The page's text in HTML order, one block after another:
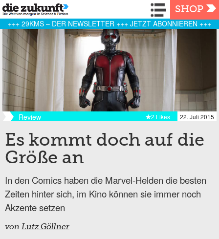
Navigation
SHOP
+++ 29KMS – DER NEWSLETTER +++ JETZT ABONNIEREN +++
Review 22. Juli 2015
2 Likes
Es kommt doch auf die
Größe an
In den Comics haben die Marvel-Helden die besten
Zeiten hinter sich, im Kino können sie immer noch
Akzente setzen
von Lutz Göllner